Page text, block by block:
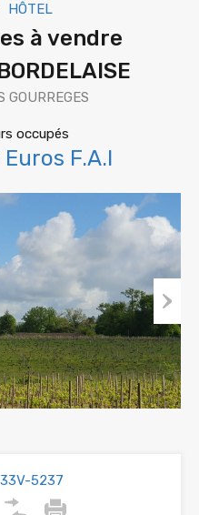
HÔTEL
à vendre
GOURREGES
occupés
F.A.I
Next
33V-5237